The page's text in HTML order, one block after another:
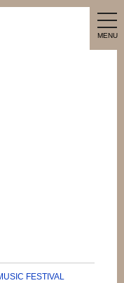
MENU
FESTIVAL